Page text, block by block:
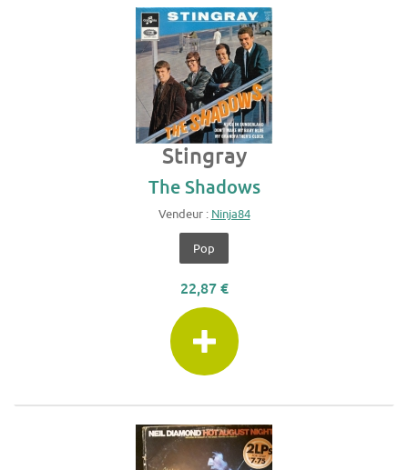
Stingray
The Shadows
Vendeur : Ninja84
Pop
22,87 €